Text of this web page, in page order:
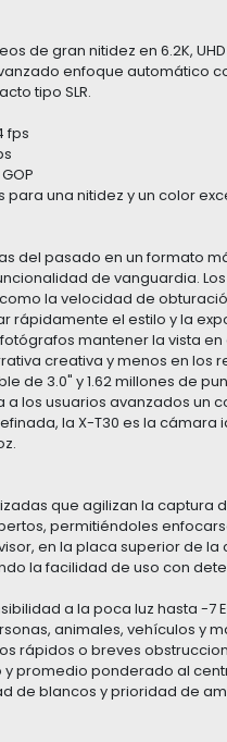
gran nitidez en 6.2K, UHD
enfoque automático
tipo SLR.
fps
una nitidez y un color
del pasado en un formato
de vanguardia.
la velocidad de
rápidamente el estilo y la
mantener la vista en
creativa y menos en los
de 3.0" y 1.62 millones de
los usuarios avanzados un
la X-T30 es la cámara
que agilizan la captura
permitiéndoles
en la placa superior de la
la facilidad de uso con
a la poca luz hasta -7
animales, vehículos y
rápidos o breves
promedio ponderado al
de blancos y prioridad de